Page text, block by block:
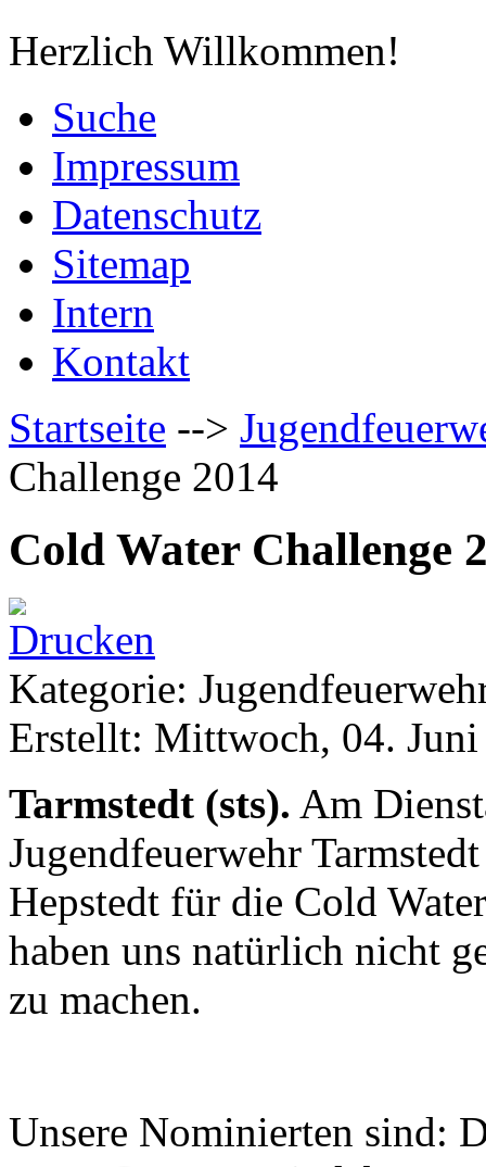
Herzlich Willkommen!
Suche
Impressum
Datenschutz
Sitemap
Intern
Kontakt
Startseite -->
Challenge 2014
Cold Water Challenge
Kategorie:
Erstellt: Mittwoch, 04.
Tarmstedt (sts). Am
Jugendfeuerwehr
Hepstedt für die Cold
haben uns natürlich nicht
zu machen.
Unsere Nominierten sind: